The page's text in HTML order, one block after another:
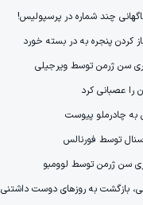
چند شماره در پرسپولیس!
کردن پنجره به در بسته خورد
سن ژرمن توسط ویرجیلی
را عصبانی کرد
چادرملو پیوست
توسط فورنالس
سن ژرمن توسط لوومبو
بازگشت به روزهای دوست داشتنی